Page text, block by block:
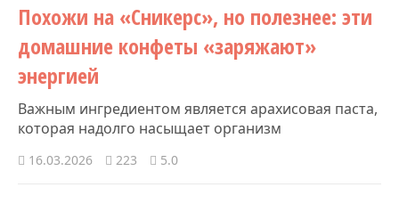
Похожи на «Сникерс», но полезнее: эти
домашние конфеты «заряжают»
энергией
Важным ингредиентом является арахисовая паста,
которая надолго насыщает организм
16.03.2026 223 5.0